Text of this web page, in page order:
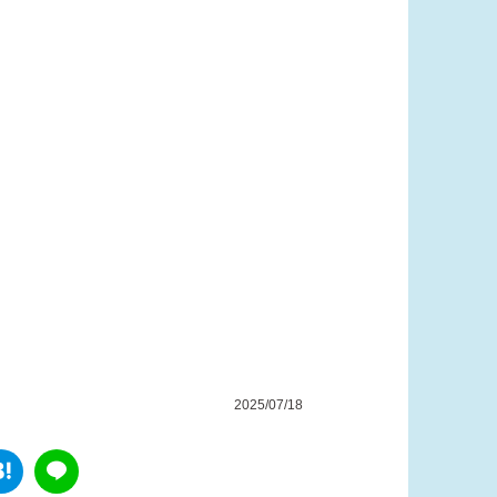
2025/07/18